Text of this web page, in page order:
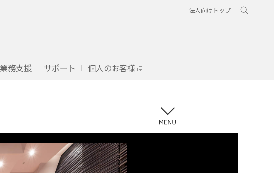
法人向けトップ
業務支援 サポート 個人のお客様